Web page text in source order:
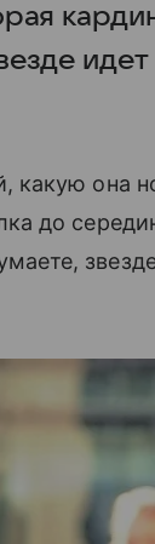
идет
какую она
до